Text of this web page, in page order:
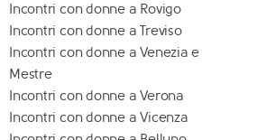
Incontri con donne a Rovigo
Incontri con donne a Treviso
Incontri con donne a Venezia e
Mestre
Incontri con donne a Verona
Incontri con donne a Vicenza